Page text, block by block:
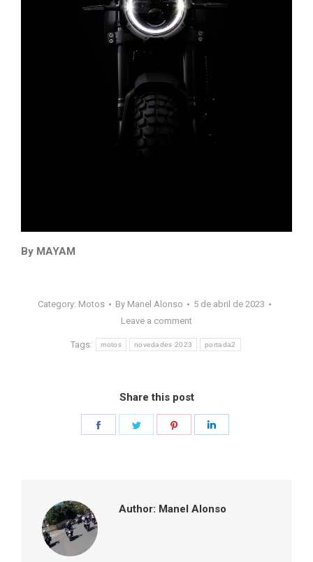
By MAYAM
Category: Motos By Manel Alonso
5 de abril de 2023
Leave a comment
Tags: motos novedades 2023 portada2
Share this post
Author: Manel Alonso